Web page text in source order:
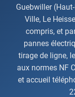
Guebwiller
Ville, Le
compris, et
pannes
tirage de ligne,
aux normes NF
et accueil